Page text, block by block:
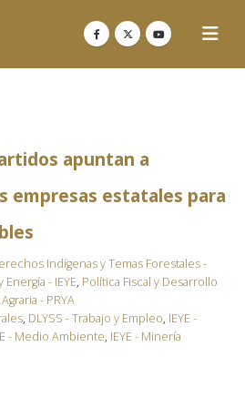
apuntan a
empresas estatales para
Indígenas y Temas Forestales -
- IEYE, Política Fiscal y Desarrollo
- PRYA
, DLYSS - Trabajo y Empleo, IEYE -
- Medio Ambiente, IEYE - Minería